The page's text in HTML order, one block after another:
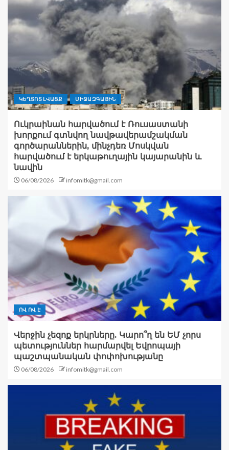
ԿԵՂՏՈՏ ԼՎԱՑՔ ՄԻՋԱԶԳԱՅԻՆ
Ուկրաինան հարվածում է Ռուսաստանի
խորքում գտնվող նավթավերամշակման
գործարաններին, մինչդեռ Մոսկվան
հարվածում է երկաթուղային կայարանին և
նավին
06/08/2026 infomitk@gmail.com
ՈՎ ՈՎ Է
Վերջին չեզոք երկրները. Կարո՞ղ են ԵՄ չորս
պետություններ հարմարվել Եվրոպայի
պաշտպանական փոփոխությանը
06/08/2026 infomitk@gmail.com